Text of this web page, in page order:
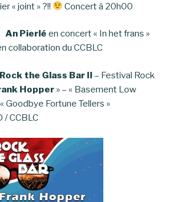
« joint » ?!!
Concert à 20h00
An Pierlé en concert « In het frans »
collaboration du CCBLC
Rock the Glass Bar II – Festival Rock
Hopper » – « Basement Low
Goodbye Fortune Tellers »
/ CCBLC